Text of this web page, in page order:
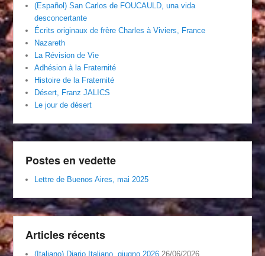
(Español) San Carlos de FOUCAULD, una vida
desconcertante
Écrits originaux de frère Charles à Viviers, France
Nazareth
La Révision de Vie
Adhésion à la Fraternité
Histoire de la Fraternité
Désert, Franz JALICS
Le jour de désert
Postes en vedette
Lettre de Buenos Aires, mai 2025
Articles récents
(Italiano) Diario Italiano, giugno 2026 26/06/2026